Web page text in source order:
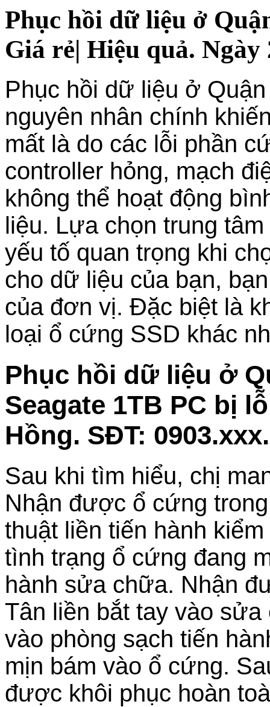
Phục hồi dữ liệu ở
Giá rẻ| Hiệu quả. Ngày
Phục hồi dữ liệu ở
nguyên nhân chính
mất là do các lỗi phần
controller hỏng, mạch
không thể hoạt động
liệu. Lựa chọn trung
yếu tố quan trọng khi
cho dữ liệu của bạn,
của đơn vị. Đặc biệt là
loại ổ cứng SSD khác
Phục hồi dữ liệu ở
Seagate 1TB PC bị
Hồng. SĐT:
Sau khi tìm hiểu, chị
Nhận được ổ cứng
thuật liền tiến hành
tình trạng ổ cứng đang
hành sửa chữa. Nhận
Tân liền bắt tay vào
vào phòng sạch tiến
mịn bám vào ổ cứng.
được khôi phục hoàn